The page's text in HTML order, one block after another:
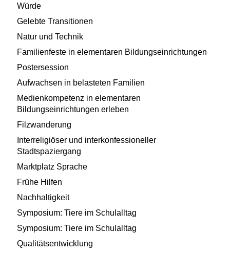
Würde
Gelebte Transitionen
Natur und Technik
Familienfeste in elementaren Bildungseinrichtungen
Postersession
Aufwachsen in belasteten Familien
Medienkompetenz in elementaren
Bildungseinrichtungen erleben
Filzwanderung
Interreligiöser und interkonfessioneller
Stadtspaziergang
Marktplatz Sprache
Frühe Hilfen
Nachhaltigkeit
Symposium: Tiere im Schulalltag
Symposium: Tiere im Schulalltag
Qualitätsentwicklung